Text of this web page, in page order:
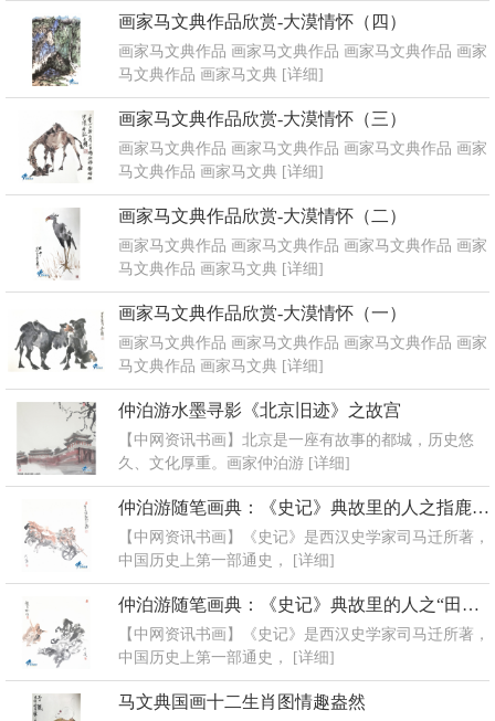
画家马文典作品欣赏-大漠情怀（四）
画家马文典作品 画家马文典作品 画家马文典作品 画家
马文典作品 画家马文典 [详细]
画家马文典作品欣赏-大漠情怀（三）
画家马文典作品 画家马文典作品 画家马文典作品 画家
马文典作品 画家马文典 [详细]
画家马文典作品欣赏-大漠情怀（二）
画家马文典作品 画家马文典作品 画家马文典作品 画家
马文典作品 画家马文典 [详细]
画家马文典作品欣赏-大漠情怀（一）
画家马文典作品 画家马文典作品 画家马文典作品 画家
马文典作品 画家马文典 [详细]
仲泊游水墨寻影《北京旧迹》之故宫
【中网资讯书画】北京是一座有故事的都城，历史悠
久、文化厚重。画家仲泊游 [详细]
仲泊游随笔画典：《史记》典故里的人之指鹿为马
【中网资讯书画】《史记》是西汉史学家司马迁所著，
中国历史上第一部通史，
[详细]
仲泊游随笔画典：《史记》典故里的人之“田忌赛马”
【中网资讯书画】《史记》是西汉史学家司马迁所著，
中国历史上第一部通史，
[详细]
马文典国画十二生肖图情趣盎然